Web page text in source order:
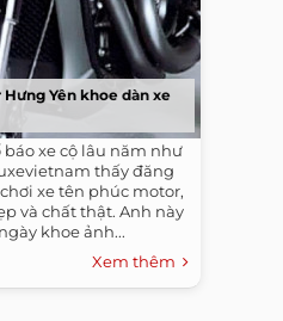
Yên khoe dàn xe
báo xe cộ lâu năm như
thấy đăng
xe tên phúc motor,
và chất thật. Anh này
khoe ảnh...
Xem thêm